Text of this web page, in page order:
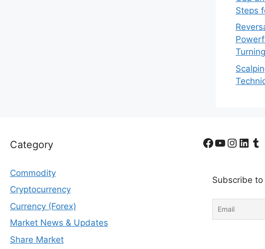
Steps
Category
Commodity
Cryptocurrency
Currency (Forex)
Market News & Updates
Share Market
Facebook
YouTube
Subscribe